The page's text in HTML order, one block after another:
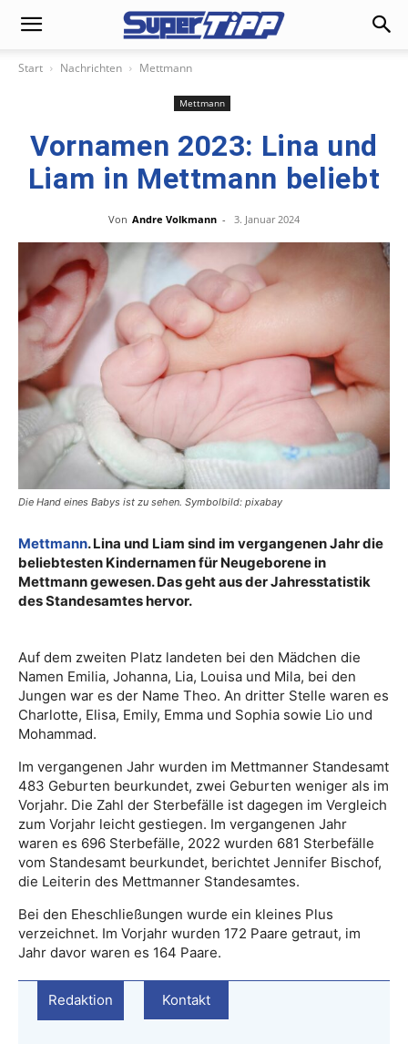
Start Nachrichten Mettmann
Mettmann
Vornamen 2023: Lina und
Liam in Mettmann beliebt
Von Andre Volkmann - 3. Januar 2024
Die Hand eines Babys ist zu sehen. Symbolbild: pixabay
Mettmann. Lina und Liam sind im vergangenen Jahr die
beliebtesten Kindernamen für Neugeborene in
Mettmann gewesen. Das geht ausder Jahresstatistik
des Standesamtes hervor.
Auf dem zweiten Platz landeten bei den Mädchen die
Namen Emilia, Johanna, Lia, Louisa und Mila, bei den
Jungen war es der Name Theo. An dritter Stelle waren es
Charlotte, Elisa, Emily, Emma und Sophia sowie Lio und
Mohammad.
Im vergangenen Jahr wurden im Mettmanner Standesamt
483 Geburten beurkundet, zwei Geburten weniger als im
Vorjahr. Die Zahl der Sterbefälle ist dagegen im Vergleich
zum Vorjahr leicht gestiegen. Im vergangenen Jahr
waren es 696 Sterbefälle, 2022 wurden 681 Sterbefälle
vom Standesamt beurkundet, berichtet Jennifer Bischof,
die Leiterin des Mettmanner Standesamtes.
Bei den Eheschließungen wurde ein kleines Plus
verzeichnet. Im Vorjahr wurden 172 Paare getraut, im
Jahr davor waren es 164 Paare.
Redaktion Kontakt